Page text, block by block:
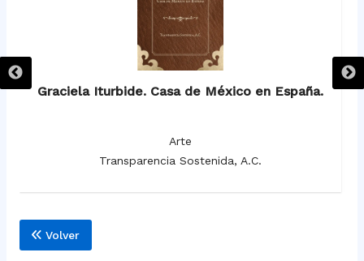
Graciela Iturbide. Casa de México en España.
Arte
Transparencia Sostenida, A.C.
Volver